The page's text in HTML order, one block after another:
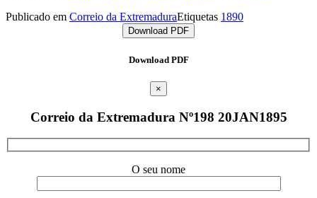
Publicado em Correio da ExtremaduraEtiquetas 1890
Download PDF
Download PDF
×
Correio da Extremadura Nº198 20JAN1895
O seu nome